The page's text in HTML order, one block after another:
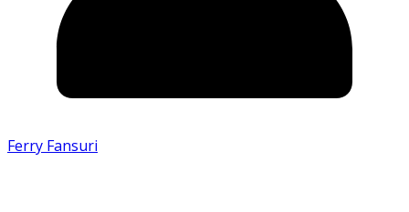
Ferry Fansuri